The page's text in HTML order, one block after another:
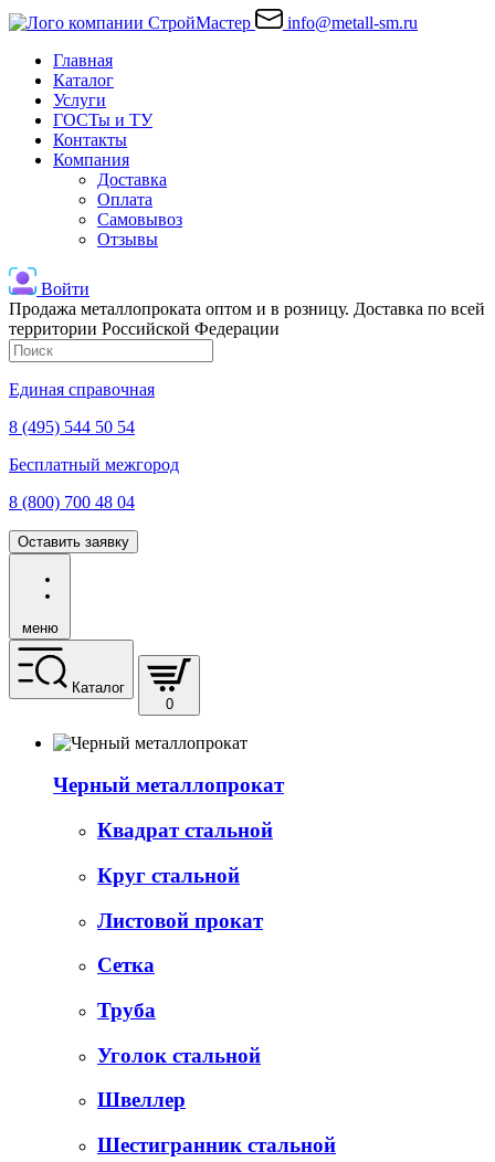
info@metall-sm.ru
Главная
Каталог
Услуги
ГОСТы и ТУ
Контакты
Компания
Доставка
Оплата
Самовывоз
Отзывы
Войти
Продажа металлопроката оптом и в розницу. Доставка по всей
территории Российской Федерации
Единая справочная
8 (495) 544 50 54
Бесплатный межгород
8 (800) 700 48 04
Оставить заявку
меню
Каталог
0
Черный металлопрокат
Квадрат стальной
Круг стальной
Листовой прокат
Сетка
Труба
Уголок стальной
Швеллер
Шестигранник стальной